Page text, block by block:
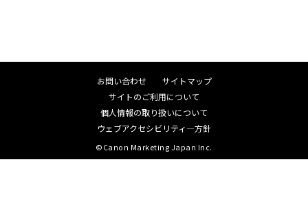
お問い合わせ
サイトマップ
サイトのご利用について
個人情報の取り扱いについて
ウェブアクセシビリティ―方針
©Canon Marketing Japan Inc.